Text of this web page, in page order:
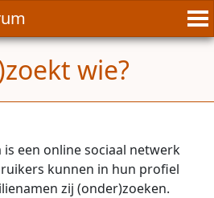
wie?
een online sociaal netwerk
kunnen in hun profiel
zij (onder)zoeken.